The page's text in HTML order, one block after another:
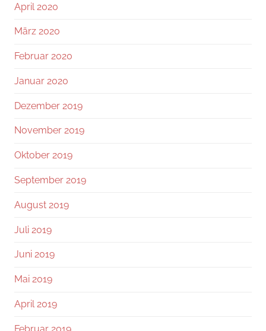
April 2020
März 2020
Februar 2020
Januar 2020
Dezember 2019
November 2019
Oktober 2019
September 2019
August 2019
Juli 2019
Juni 2019
Mai 2019
April 2019
Februar 2019